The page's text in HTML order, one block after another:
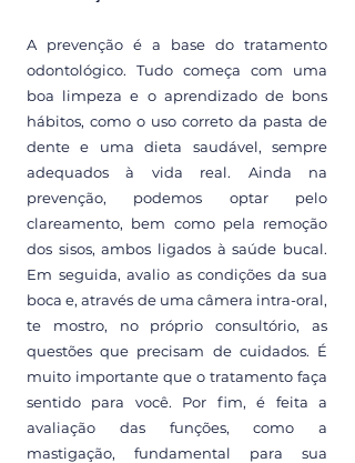
A prevenção é a base do tratamento
odontológico. Tudo começa com uma
boa limpeza e o aprendizado de bons
hábitos, como o uso correto da pasta de
dente e uma dieta saudável, sempre
adequados à vida real. Ainda na
prevenção, podemos optar pelo
clareamento, bem como pela remoção
dos sisos, ambos ligados à saúde bucal.
Em seguida, avalio as condições da sua
boca e, através de uma câmera intra-oral,
te mostro, no próprio consultório, as
questões que precisam de cuidados. É
muito importante que o tratamento faça
sentido para você. Por fim, é feita a
avaliação das funções, como a
mastigação, fundamental para sua